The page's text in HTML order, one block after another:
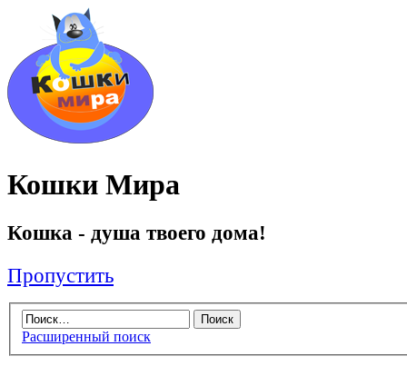
Кошки Мира
Кошка - душа твоего дома!
Пропустить
Расширенный поиск